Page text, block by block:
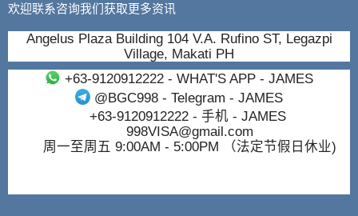
欢迎联系咨询我们获取更多资讯
Angelus Plaza Building 104 V.A. Rufino ST, Legazpi
Village, Makati PH
+63-9120912222- WHAT'S APP - JAMES
@BGC998 - Telegram - JAMES
+63-9120912222- 手机 - JAMES
998VISA@gmail.com
周一至周五 9:00AM - 5:00PM （法定节假日休业)